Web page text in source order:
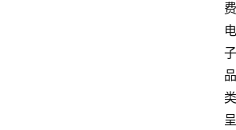
费
电
子
品
类
呈